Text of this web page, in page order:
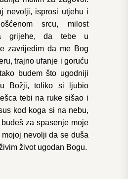
nevolji, isprosi utjehu i
srcu, milost
grijehe, da tebe u
zavrijedim da me Bog
trajno ufanje i goruću
budem što ugodniji
Božji, toliko si ljubio
tebi na ruke sišao i
kod koga si na nebu,
za spasenje moje
nevolji da se duša
život ugodan Bogu.